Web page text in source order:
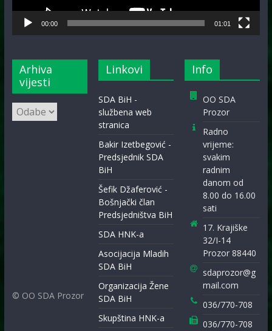
00:00 01:01
Arhiva
vijesti
Arhiva
vijesti
© OO SDA Prozor
Linkovi
SDA BiH -
službena web
stranica
Bakir Izetbegović -
Predsjednik SDA
BiH
Šefik Džaferović -
Bošnjački član
Predsjedništva BiH
SDA HNK-a
Asocijacija Mladih
SDA BiH
Organizacija Žene
SDA BiH
Skupština HNK-a
Info
OO SDA
Prozor
Radno
vrijeme:
svakim
radnim
danom od
8.00 do 16.00
sati
17. Krajiške
32/I-14
Prozor 88440
sdaprozor@g
mail.com
036/770-708
036/770-708